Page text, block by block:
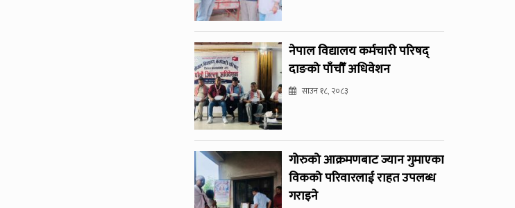
नेपाल विद्यालय कर्मचारी परिषद्
दाङको पाँचौँ अधिवेशन
साउन १८, २०८३
गोरुको आक्रमणबाट ज्यान गुमाएका
विकको परिवारलाई राहत उपलब्ध
गराइने